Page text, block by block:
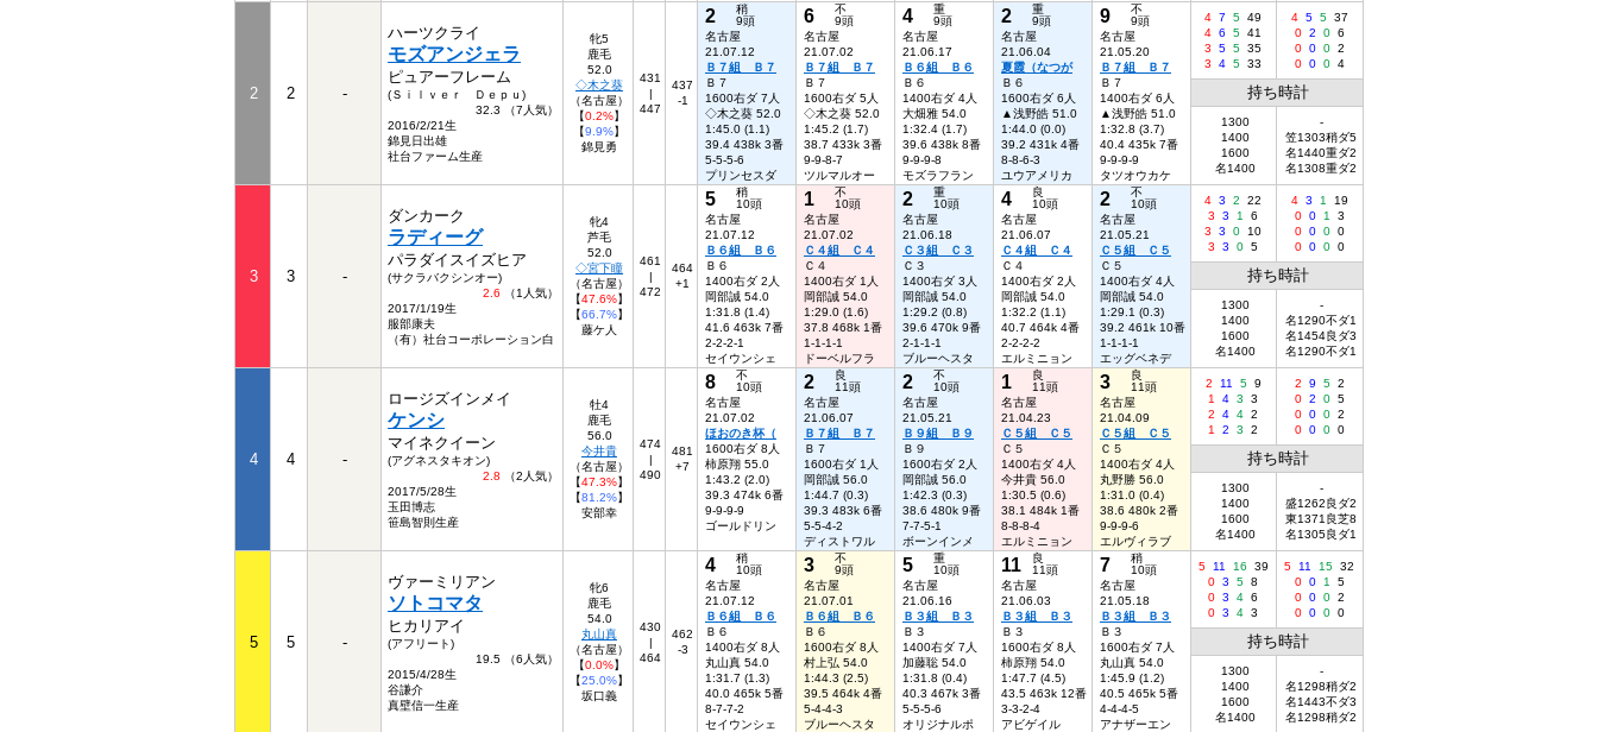
2 2 -
ハーツクライ
モズアンジェラ
ピュアーフレーム
(Ｓｉｌｖｅｒ Ｄｅｐｕ)
32.3 （7人気）
2016/2/21生
錦見日出雄
社台ファーム生産
牝5
鹿毛
52.0
◇木之葵
（名古屋）
【0.2%】
【9.9%】
錦見勇
431
|
447
437
-1
2
稍
9頭
名古屋
21.07.12
Ｂ７組 Ｂ７
Ｂ７
1600右ダ 7人
◇木之葵 52.0
1:45.0 (1.1)
39.4 438k 3番
5-5-5-6
プリンセスダ
6
不
9頭
名古屋
21.07.02
Ｂ７組 Ｂ７
Ｂ７
1600右ダ 5人
◇木之葵 52.0
1:45.2 (1.7)
38.7 433k 3番
9-9-8-7
ツルマルオー
4
重
9頭
名古屋
21.06.17
Ｂ６組 Ｂ６
Ｂ６
1400右ダ 4人
大畑雅 54.0
1:32.4 (1.7)
39.6 438k 8番
9-9-9-8
モズラフラン
2
重
9頭
名古屋
21.06.04
夏霞（なつが
Ｂ６
1600右ダ 6人
▲浅野皓 51.0
1:44.0 (0.0)
39.2 431k 4番
8-8-6-3
ユウアメリカ
9
不
9頭
名古屋
21.05.20
Ｂ７組 Ｂ７
Ｂ７
1400右ダ 6人
▲浅野皓 51.0
1:32.8 (3.7)
40.4 435k 7番
9-9-9-9
タツオウカケ
4 7 5 49
4 6 5 41
3
5 5 35
3
4 5 33
4 5 5 37
0 2 0 6
0 0 0 2
0 0 0 4
持ち時計
1300
1400
1600
名1400
-
笠1303稍ダ5
名1440重ダ2
名1308重ダ2
3 3 -
ダンカーク
ラディーグ
パラダイスイズヒア
(サクラバクシンオー)
2.6 （1人気）
2017/1/19生
服部康夫
（有）社台コーポレーション白
牝4
芦毛
52.0
◇宮下瞳
（名古屋）
【47.6%】
【66.7%】
藤ケ人
461
|
472
464
+1
5
稍
10頭
名古屋
21.07.12
Ｂ６組 Ｂ６
Ｂ６
1400右ダ 2人
岡部誠 54.0
1:31.8 (1.4)
41.6 463k 7番
2-2-2-1
セイウンシェ
1
不
10頭
名古屋
21.07.02
Ｃ４組 Ｃ４
Ｃ４
1400右ダ 1人
岡部誠 54.0
1:29.0 (1.6)
37.8 468k 1番
1-1-1-1
ドーベルフラ
2
重
10頭
名古屋
21.06.18
Ｃ３組 Ｃ３
Ｃ３
1400右ダ 3人
岡部誠 54.0
1:29.2 (0.8)
39.6 470k 9番
2-1-1-1
ブルーヘスタ
4
良
10頭
名古屋
21.06.07
Ｃ４組 Ｃ４
Ｃ４
1400右ダ 2人
岡部誠 54.0
1:32.2 (1.1)
40.7 464k 4番
2-2-2-2
エルミニョン
2
不
10頭
名古屋
21.05.21
Ｃ５組 Ｃ５
Ｃ５
1400右ダ 4人
岡部誠 54.0
1:29.1 (0.3)
39.2 461k 10番
1-1-1-1
エッグベネデ
4 3 2
22
3
3 1
6
3
3 0
10
3
3 0 5
4 3 1
19
0 0 1
3
0 0 0 0
0 0 0 0
持ち時計
1300
1400
1600
名1400
-
名1290不ダ1
名1454良ダ3
名1290不ダ1
4 4 -
ロージズインメイ
ケンシ
マイネクイーン
(アグネスタキオン)
2.8 （2人気）
2017/5/28生
玉田博志
笹島智則生産
牡4
鹿毛
56.0
今井貴
（名古屋）
【47.3%】
【81.2%】
安部幸
474
|
490
481
+7
8
不
10頭
名古屋
21.07.02
ほおのき杯（
1600右ダ 8人
柿原翔 55.0
1:43.2 (2.0)
39.3 474k 6番
9-9-9-9
ゴールドリン
2
良
11頭
名古屋
21.06.07
Ｂ７組 Ｂ７
Ｂ７
1600右ダ 1人
岡部誠 56.0
1:44.7 (0.3)
39.3 483k 6番
5-5-4-2
ディストワル
2
不
10頭
名古屋
21.05.21
Ｂ９組 Ｂ９
Ｂ９
1600右ダ 2人
岡部誠 56.0
1:42.3 (0.3)
38.6 480k 9番
7-7-5-1
ボーンインメ
1
良
11頭
名古屋
21.04.23
Ｃ５組 Ｃ５
Ｃ５
1400右ダ 4人
今井貴 56.0
1:30.5 (0.6)
38.1 484k 1番
8-8-8-4
エルミニョン
3
良
11頭
名古屋
21.04.09
Ｃ５組 Ｃ５
Ｃ５
1400右ダ 4人
丸野勝 56.0
1:31.0 (0.4)
38.6 480k 2番
9-9-9-6
エルヴィラブ
2 11 5 9
1
4 3
3
2
4 4 2
1
2 3 2
2 9 5 2
0 2 0 5
0 0 0 2
0 0 0 0
持ち時計
1300
1400
1600
名1400
-
盛1262良ダ2
東1371良芝8
名1305良ダ1
5 5 -
ヴァーミリアン
ソトコマタ
ヒカリアイ
(アフリート)
19.5 （6人気）
2015/4/28生
谷謙介
真壁信一生産
牝6
鹿毛
54.0
丸山真
（名古屋）
【0.0%】
【25.0%】
坂口義
430
|
464
462
-3
4
稍
10頭
名古屋
21.07.12
Ｂ６組 Ｂ６
Ｂ６
1400右ダ 8人
丸山真 54.0
1:31.7 (1.3)
40.0 465k 5番
8-7-7-2
セイウンシェ
3
不
9頭
名古屋
21.07.01
Ｂ６組 Ｂ６
Ｂ６
1600右ダ 8人
村上弘 54.0
1:44.3 (2.5)
39.5 464k 4番
5-4-4-3
ブルーヘスタ
5
重
10頭
名古屋
21.06.16
Ｂ３組 Ｂ３
Ｂ３
1400右ダ 7人
加藤聡 54.0
1:31.8 (0.4)
40.3 467k 3番
5-5-5-6
オリジナルポ
11
良
11頭
名古屋
21.06.03
Ｂ３組 Ｂ３
Ｂ３
1600右ダ 8人
柿原翔 54.0
1:47.7 (4.5)
43.5 463k 12番
3-3-2-4
アビゲイル
7
稍
10頭
名古屋
21.05.18
Ｂ３組 Ｂ３
Ｂ３
1600右ダ 7人
丸山真 54.0
1:45.9 (1.2)
40.5 465k 5番
4-4-4-5
アナザーエン
5 11 16
39
0 3 5 8
0 3 4 6
0 3 4 3
5 11 15 32
0 0 1
5
0 0 0 2
0 0 0 0
持ち時計
1300
1400
1600
名1400
-
名1298稍ダ2
名1443不ダ3
名1298稍ダ2